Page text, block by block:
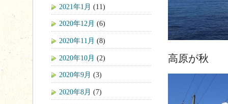
高原が秋
2021年1月 (11)
2020年12月 (6)
2020年11月 (8)
2020年10月 (2)
2020年9月 (3)
2020年8月 (7)